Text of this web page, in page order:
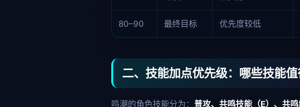
80–90 最终目标 优先度较低
二、技能加点优先级：哪些技能
鸣潮的角色技能分为： 普攻、共鸣技能（E）、共